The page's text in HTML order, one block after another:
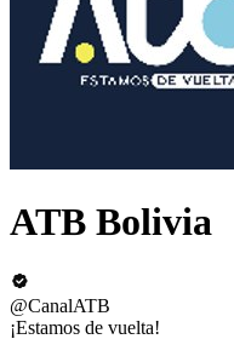
ATB Bolivia
@CanalATB
¡Estamos de vuelta!